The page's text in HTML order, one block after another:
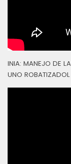
INIA: MANEJO DE
UNO ROBATIZADOL